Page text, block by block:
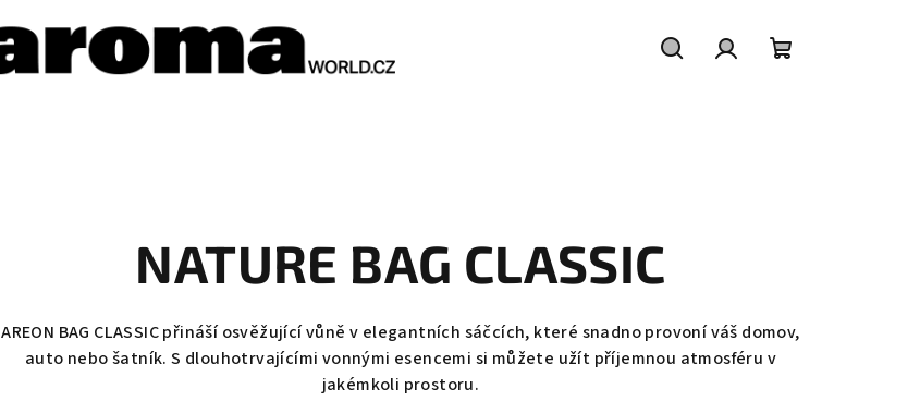
NATURE BAG CLASSIC
AREON BAG CLASSIC přináší osvěžující vůně v elegantních sáčcích, které snadno provoní váš domov,
auto nebo šatník. S dlouhotrvajícími vonnými esencemi si můžete užít příjemnou atmosféru v
jakémkoli prostoru.